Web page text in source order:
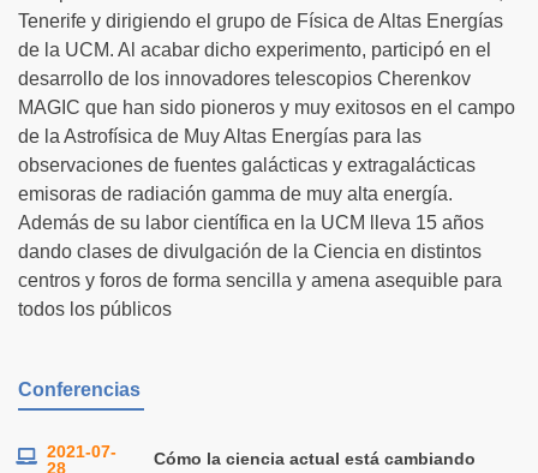
Tenerife y dirigiendo el grupo de Física de Altas Energías
de la UCM. Al acabar dicho experimento, participó en el
desarrollo de los innovadores telescopios Cherenkov
MAGIC que han sido pioneros y muy exitosos en el campo
de la Astrofísica de Muy Altas Energías para las
observaciones de fuentes galácticas y extragalácticas
emisoras de radiación gamma de muy alta energía.
Además de su labor científica en la UCM lleva 15 años
dando clases de divulgación de la Ciencia en distintos
centros y foros de forma sencilla y amena asequible para
todos los públicos
Conferencias
2021-07-
28
Cómo la ciencia actual está cambiando